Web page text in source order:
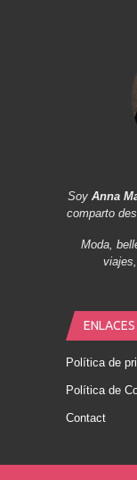
Soy Anna
comparto
Moda,
ENLACES
Política de
Política de
Contact